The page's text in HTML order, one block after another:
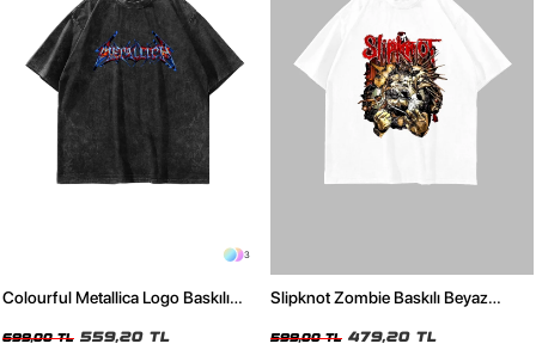
3
Colourful Metallica Logo Baskılı
Tshirt
699,00 TL 559,20 TL
Slipknot Zombie Baskılı Beyaz
599,00 TL 479,20 TL